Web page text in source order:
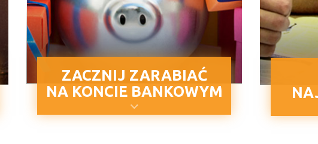
ZACZNIJ ZARABIAĆ
NA KONCIE BANKOWYM